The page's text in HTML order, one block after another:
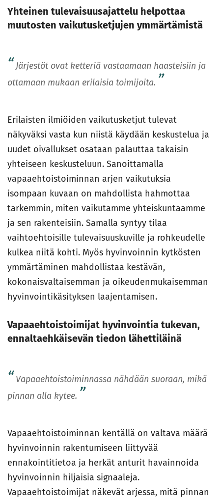
Yhteinen tulevaisuusajattelu helpottaa
muutosten vaikutusketjujen ymmärtämistä
Järjestöt ovat ketteriä vastaamaan haasteisiin ja
ottamaan mukaan erilaisia toimijoita.
Erilaisten ilmiöiden vaikutusketjut tulevat
näkyväksi vasta kun niistä käydään keskustelua ja
uudet oivallukset osataan palauttaa takaisin
yhteiseen keskusteluun. Sanoittamalla
vapaaehtoistoiminnan arjen vaikutuksia
isompaan kuvaan on mahdollista hahmottaa
tarkemmin, miten vaikutamme yhteiskuntaamme
ja sen rakenteisiin. Samalla syntyy tilaa
vaihtoehtoisille tulevaisuuskuville ja rohkeudelle
kulkea niitä kohti. Myös hyvinvoinnin kytkösten
ymmärtäminen mahdollistaa kestävän,
kokonaisvaltaisemman ja oikeudenmukaisemman
hyvinvointikäsityksen laajentamisen.
Vapaaehtoistoimijat hyvinvointia tukevan,
ennaltaehkäisevän tiedon lähettiläinä
Vapaaehtoistoiminnassa nähdään suoraan, mikä
pinnan alla kytee.
Vapaaehtoistoiminnan kentällä on valtava määrä
hyvinvoinnin rakentumiseen liittyvää
ennakointitietoa ja herkät anturit havainnoida
hyvinvoinnin hiljaisia signaaleja.
Vapaaehtoistoimijat näkevät arjessa, mitä pinnan